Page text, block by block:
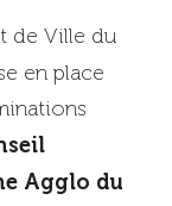
de Ville du
en place
Agglo du